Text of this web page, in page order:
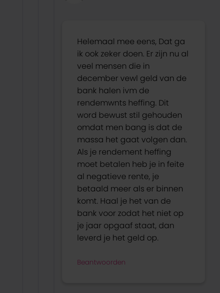
Helemaal mee eens, Dat ga
ik ook zeker doen. Er zijn nu al
veel mensen die in
december vewl geld van de
bank halen ivm de
rendemwnts heffing. Dit
word bewust stil gehouden
omdat men bang is dat de
massa het gaat volgen dan.
Als je rendement heffing
moet betalen heb je in feite
al negatieve rente, je
betaald meer als er binnen
komt. Haal je het van de
bank voor zodat het niet op
je jaar opgaaf staat, dan
leverd je het geld op.
Beantwoorden